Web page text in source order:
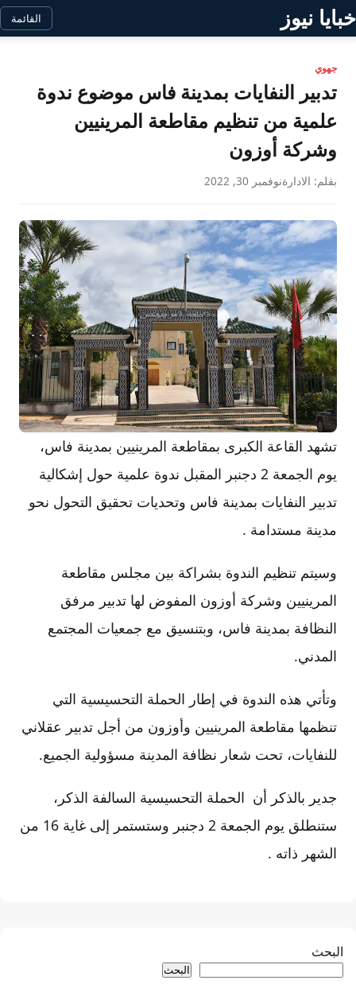
خبايا نيوز القائمة
جهوي
تدبير النفايات بمدينة فاس موضوع ندوة
علمية من تنظيم مقاطعة المرينيين
وشركة أوزون
بقلم: الادارةنوفمبر 30, 2022
تشهد القاعة الكبرى بمقاطعة المرينيين بمدينة فاس،
يوم الجمعة 2 دجنبر المقبل ندوة علمية حول إشكالية
تدبير النفايات بمدينة فاس وتحديات تحقيق التحول نحو
مدينة مستدامة .
وسيتم تنظيم الندوة بشراكة بين مجلس مقاطعة
المرينيين وشركة أوزون المفوض لها تدبير مرفق
النظافة بمدينة فاس، وبتنسيق مع جمعيات المجتمع
المدني.
وتأتي هذه الندوة في إطار الحملة التحسيسية التي
تنظمها مقاطعة المرينيين وأوزون من أجل تدبير عقلاني
للنفايات، تحت شعار نظافة المدينة مسؤولية الجميع.
جدير بالذكر أن الحملة التحسيسية السالفة الذكر،
ستنطلق يوم الجمعة 2 دجنبر وستستمر إلى غاية 16 من
الشهر ذاته .
البحث
البحث